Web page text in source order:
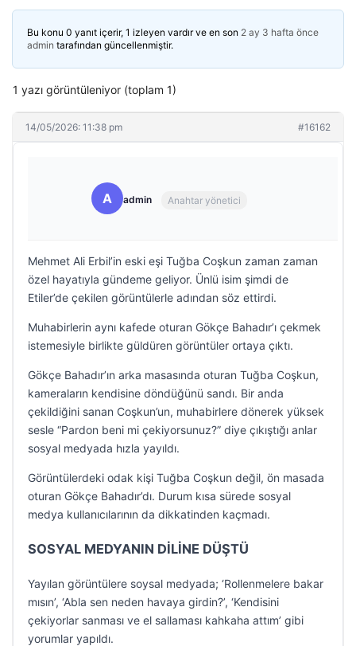
Bu konu 0 yanıt içerir, 1 izleyen vardır ve en son 2 ay 3 hafta önce
admin tarafından güncellenmiştir.
1 yazı görüntüleniyor (toplam 1)
14/05/2026: 11:38 pm #16162
A admin Anahtar yönetici
Mehmet Ali Erbil’in eski eşi Tuğba Coşkun zaman zaman
özel hayatıyla gündeme geliyor. Ünlü isim şimdi de
Etiler’de çekilen görüntülerle adından söz ettirdi.
Muhabirlerin aynı kafede oturan Gökçe Bahadır’ı çekmek
istemesiyle birlikte güldüren görüntüler ortaya çıktı.
Gökçe Bahadır’ın arka masasında oturan Tuğba Coşkun,
kameraların kendisine döndüğünü sandı. Bir anda
çekildiğini sanan Coşkun’un, muhabirlere dönerek yüksek
sesle “Pardon beni mi çekiyorsunuz?” diye çıkıştığı anlar
sosyal medyada hızla yayıldı.
Görüntülerdeki odak kişi Tuğba Coşkun değil, ön masada
oturan Gökçe Bahadır’dı. Durum kısa sürede sosyal
medya kullanıcılarının da dikkatinden kaçmadı.
SOSYAL MEDYANIN DİLİNE DÜŞTÜ
Yayılan görüntülere soysal medyada; ‘Rollenmelere bakar
mısın’, ‘Abla sen neden havaya girdin?’, ‘Kendisini
çekiyorlar sanması ve el sallaması kahkaha attım’ gibi
yorumlar yapıldı.